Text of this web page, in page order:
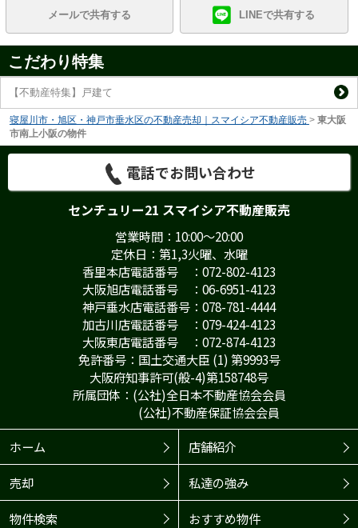
メールで共有する LINEで共有する
こだわり特集
【不動産特集】戸建て
寝屋川市・旭区・神戸市垂水区の不動産売却｜スマイシア不動産販売 > 東大阪
市南上小阪の物件
電話でお問い合わせ
センチュリー21 スマイシア不動産販売
営業時間：10:00～20:00
定休日：第1,3火曜、水曜
香里本店電話番号 ：072-802-4123
大阪旭店電話番号 ：06-6951-4123
神戸垂水店電話番号：078-781-4444
加古川店電話番号 ：079-424-4123
大阪東店電話番号 ：072-874-4123
免許番号：国土交通大臣 (1) 第9993号
大阪府知事許可(般-4)第158748号
所属団体：(公社)全日本不動産協会会員
(公社)不動産保証協会会員
ホーム
店舗紹介
売却 私達の強み
物件検索 おすすめ物件